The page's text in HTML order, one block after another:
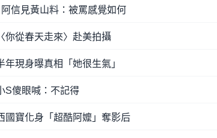
信見黃山料：被罵感覺如何
從春天走來〉赴美拍攝
現身曝真相「她很生氣」
S傻眼喊：不記得
寶化身「超酷阿嬤」奪影后